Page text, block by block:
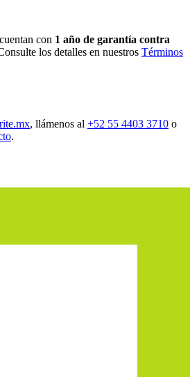
con 1 año de garantía contra
los detalles en nuestros Términos
, llámenos al +52 55 4403 3710 o
.